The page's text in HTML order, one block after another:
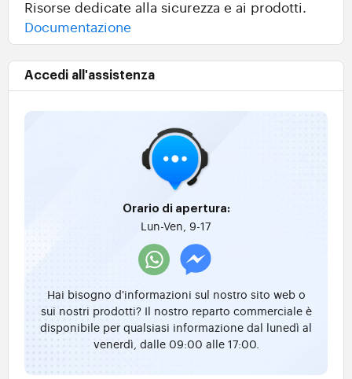
Risorse dedicate alla sicurezza e ai prodotti.
Documentazione
Accedi all'assistenza
Orario di apertura:
Lun-Ven, 9-17
Hai bisogno d'informazioni sul nostro sito web o
sui nostri prodotti? Il nostro reparto commerciale è
disponibile per qualsiasi informazione dal lunedì al
venerdì, dalle 09:00 alle 17:00.